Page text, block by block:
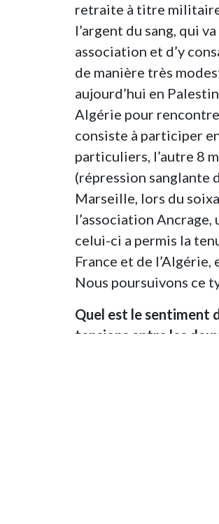
retraite à titre
l’argent du sang, qui
association et d’y
de manière très
aujourd’hui en
Algérie pour
consiste à participer
particuliers, l’autre 8
(répression sanglante
Marseille, lors du
l’association
celui-ci a permis la
France et de
Nous poursuivons ce
Quel est le sentiment
tensions entre les